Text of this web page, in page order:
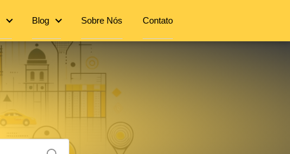
Blog Sobre Nós Contato